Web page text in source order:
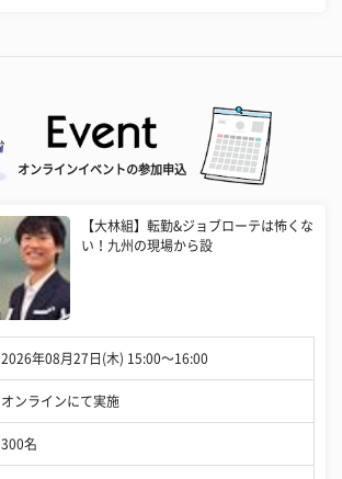
オンラインイベントの参加申込
【大林組】転勤&ジョブローテは怖くな
い！九州の現場から設
2026年08月27日(木) 15:00〜16:00
オンラインにて実施
300名